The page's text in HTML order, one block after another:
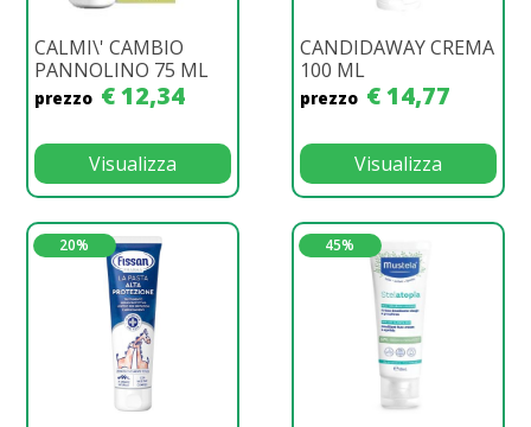
CALMI\' CAMBIO
PANNOLINO 75 ML
prezzo € 12,34
Visualizza
CANDIDAWAY CREMA
100 ML
prezzo € 14,77
Visualizza
20% 45%